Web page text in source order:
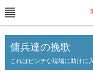
傭兵達の挽歌
これはピンチな現場に助けに